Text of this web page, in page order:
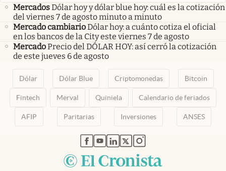
MercadosDólar hoy y dólar blue hoy: cuál es la cotización
del viernes 7 de agosto minuto a minuto
Mercado cambiarioDólar hoy: a cuánto cotiza el oficial
en los bancos de la City este viernes 7 de agosto
MercadoPrecio del DÓLAR HOY: así cerró la cotización
de este jueves 6 de agosto
Dólar Dólar Blue Criptomonedas Bitcoin
Fintech Merval Quiniela Calendario de feriados
AFIP Paritarias Inversiones ANSES
abre en nueva pestaña
abre en nueva pestaña
abre en nueva pestaña
abre en nueva pestaña
abre en nueva pestaña